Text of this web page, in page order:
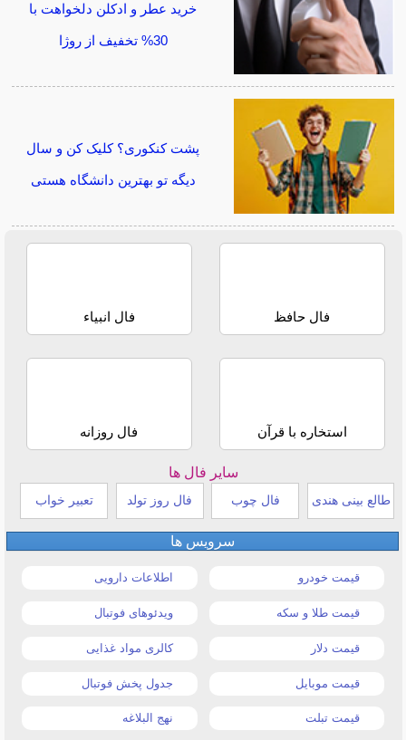
خرید عطر و ادکلن دلخواهت با
30% تخفیف از روژا
پشت کنکوری؟ کلیک کن و سال
دیگه تو بهترین دانشگاه هستی
فال حافظ فال انبیاء
استخاره با قرآن فال روزانه
سایر فال ها
طالع بینی هندی فال چوب فال روز تولد تعبیر خواب
سرویس ها
قیمت خودرو اطلاعات دارویی
قیمت طلا و سکه ویدئوهای فوتبال
قیمت دلار کالری مواد غذایی
قیمت موبایل جدول پخش فوتبال
قیمت تبلت نهج البلاغه